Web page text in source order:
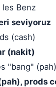
Benz
seviyoruz
(cash)
(nakit)
"bang"
prods